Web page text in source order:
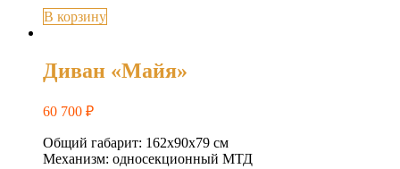
В корзину
Диван «Майя»
60 700 ₽
Общий габарит: 162х90х79 см
Механизм: односекционный МТД